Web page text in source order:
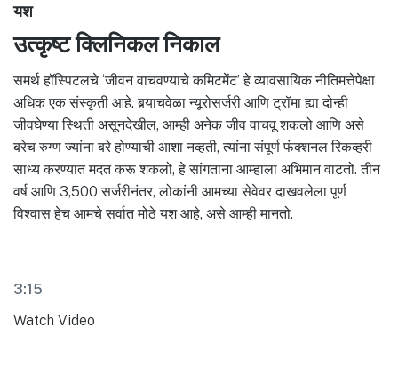
यश
उत्कृष्ट क्लिनिकल निकाल
समर्थ हॉस्पिटलचे ‘जीवन वाचवण्याचे कमिटमेंट’ हे व्यावसायिक नीतिमत्तेपेक्षा
अधिक एक संस्कृती आहे. बर्‍याचवेळा न्यूरोसर्जरी आणि ट्रॉमा ह्या दोन्ही
जीवघेण्या स्थिती असूनदेखील, आम्ही अनेक जीव वाचवू शकलो आणि असे
बरेच रुग्ण ज्यांना बरे होण्याची आशा नव्हती, त्यांना संपूर्ण फंक्शनल रिकव्हरी
साध्य करण्यात मदत करू शकलो, हे सांगताना आम्हाला अभिमान वाटतो. तीन
वर्ष आणि 3,500 सर्जरीनंतर, लोकांनी आमच्या सेवेवर दाखवलेला पूर्ण
विश्वास हेच आमचे सर्वात मोठे यश आहे, असे आम्ही मानतो.
3:15
Watch Video